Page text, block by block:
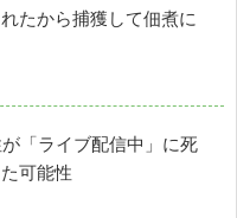
たから捕獲して佃煮に
「ライブ配信中」に死
可能性